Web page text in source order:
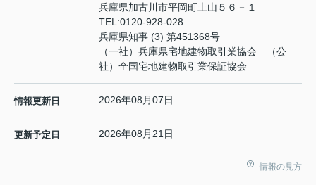
兵庫県加古川市平岡町土山５６－１
TEL:0120-928-028
兵庫県知事 (3) 第451368号
（一社）兵庫県宅地建物取引業協会 （公
社）全国宅地建物取引業保証協会
情報更新日 2026年08月07日
更新予定日 2026年08月21日
情報の見方